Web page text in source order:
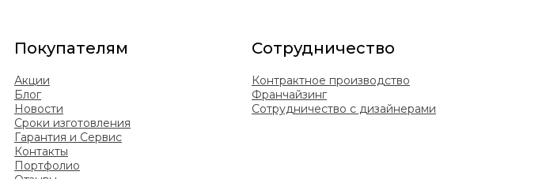
Покупателям
Акции
Блог
Новости
Сроки изготовления
Гарантия и Сервис
Контакты
Портфолио
Сотрудничество
Контрактное производство
Франчайзинг
Сотрудничество с дизайнерами